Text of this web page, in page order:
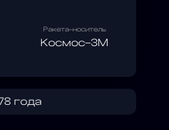
Ракета-носитель
Космос-3М
года